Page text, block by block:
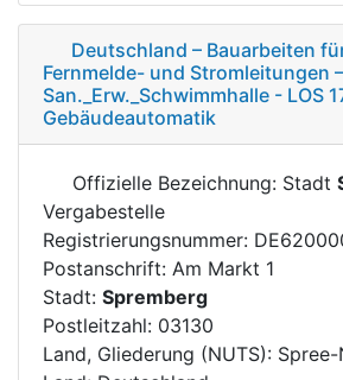
Deutschland – Bauarbeiten
Fernmelde- und Stromleitungen –
San._Erw._Schwimmhalle - LOS
Gebäudeautomatik
Offizielle Bezeichnung: Stadt
Vergabestelle
Registrierungsnummer:
Postanschrift: Am Markt 1
Stadt: Spremberg
Postleitzahl: 03130
Land, Gliederung (NUTS):